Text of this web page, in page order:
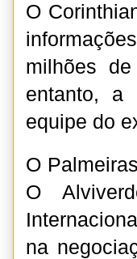
O
milhões
entanto, a
equipe do
O
O
na